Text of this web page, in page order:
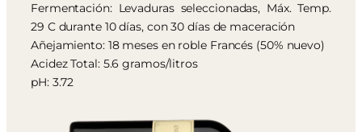
Fermentación: Levaduras seleccionadas, Máx. Temp.
29 C durante 10 días, con 30 días de maceración
Añejamiento: 18 meses en roble Francés (50% nuevo)
Acidez Total: 5.6 gramos/litros
pH: 3.72